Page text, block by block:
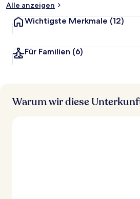
Alle anzeigen
Wichtigste Merkmale (12)
Für Familien (6)
Warum wir diese